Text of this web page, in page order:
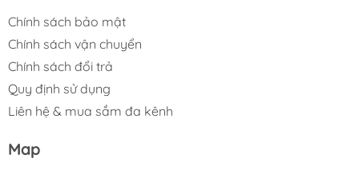
Chính sách bảo mật
Chính sách vận chuyển
Chính sách đổi trả
Quy định sử dụng
Liên hệ & mua sắm đa kênh
Map